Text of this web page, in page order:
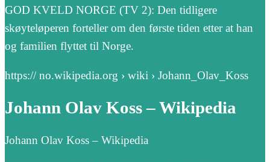
GOD KVELD NORGE (TV 2): Den tidligere
skøyteløperen forteller om den første tiden etter at han
og familien flyttet til Norge.
https:// no.wikipedia.org › wiki › Johann_Olav_Koss
Johann Olav Koss – Wikipedia
Johann Olav Koss – Wikipedia